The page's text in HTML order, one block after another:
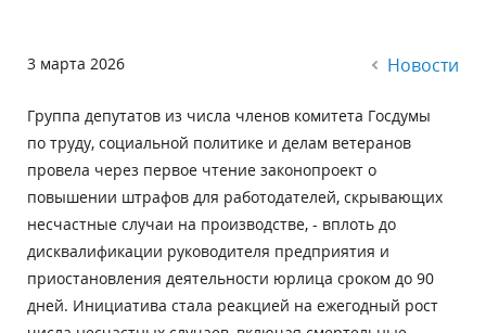
3 марта 2026 Новости
Группа депутатов из числа членов комитета Госдумы
по труду, социальной политике и делам ветеранов
провела через первое чтение законопроект о
повышении штрафов для работодателей, скрывающих
несчастные случаи на производстве, - вплоть до
дисквалификации руководителя предприятия и
приостановления деятельности юрлица сроком до 90
дней. Инициатива стала реакцией на ежегодный рост